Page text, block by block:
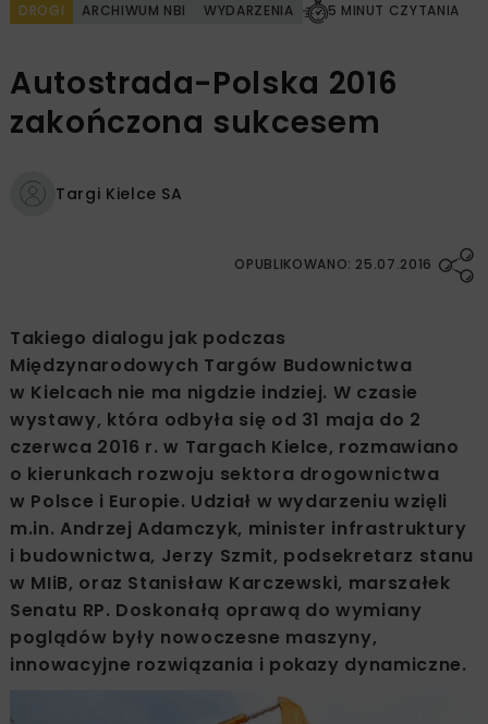
DROGI ARCHIWUM NBI WYDARZENIA 5 MINUT CZYTANIA
Autostrada-Polska 2016
zakończona sukcesem
Targi Kielce SA
OPUBLIKOWANO: 25.07.2016
Takiego dialogu jak podczas
Międzynarodowych Targów Budownictwa
w Kielcach nie ma nigdzie indziej. W czasie
wystawy, która odbyła się od 31 maja do 2
czerwca 2016 r. w Targach Kielce, rozmawiano
o kierunkach rozwoju sektora drogownictwa
w Polsce i Europie. Udział w wydarzeniu wzięli
m.in. Andrzej Adamczyk, minister infrastruktury
i budownictwa, Jerzy Szmit, podsekretarz stanu
w MIiB, oraz Stanisław Karczewski, marszałek
Senatu RP. Doskonałą oprawą do wymiany
poglądów były nowoczesne maszyny,
innowacyjne rozwiązania i pokazy dynamiczne.